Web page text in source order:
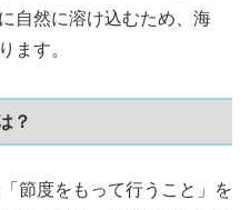
自然に溶け込むため、海
ます。
？
節度をもって行うこと」を